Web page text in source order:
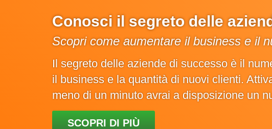
Conosci il segreto delle
Scopri come aumentare il business e il
Il segreto delle aziende di successo è il
il business e la quantità di nuovi clienti.
meno di un minuto avrai a disposizione un
SCOPRI DI PIÙ